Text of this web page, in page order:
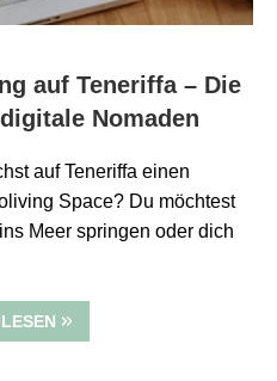
auf Teneriffa – Die
Nomaden
auf Teneriffa einen
Space? Du möchtest
Meer springen oder dich